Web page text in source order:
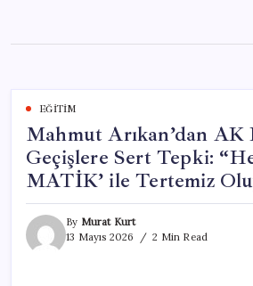
content
EĞITIM
Mahmut Arıkan’dan AK
Geçişlere Sert Tepki:
MATİK’ ile Tertemiz
By Murat Kurt
13 Mayıs 2026
2 Min Read